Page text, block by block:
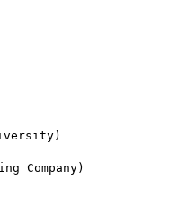
NOC [割り
W [割り当
[割り当
Company)
NET [割り当
[割り当